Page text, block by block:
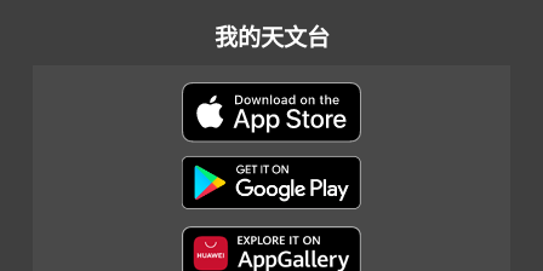
我的天文台